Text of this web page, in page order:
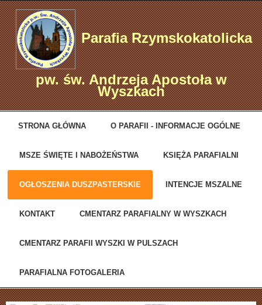
Parafia Rzymskokatolicka
pw. św. Andrzeja Apostoła w
Wyszkach
STRONA GŁÓWNA O PARAFII - INFORMACJE OGÓLNE
MSZE ŚWIĘTE I NABOŻEŃSTWA KSIĘŻA PARAFIALNI
OGŁOSZENIA DUSZPASTERSKIE INTENCJE MSZALNE
KONTAKT CMENTARZ PARAFIALNY W WYSZKACH
CMENTARZ PARAFII WYSZKI W PULSZACH
PARAFIALNA FOTOGALERIA